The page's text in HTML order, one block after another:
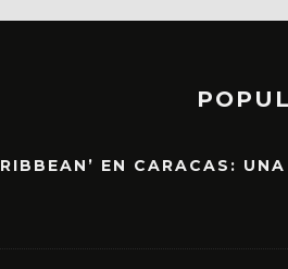
EN CARACAS: